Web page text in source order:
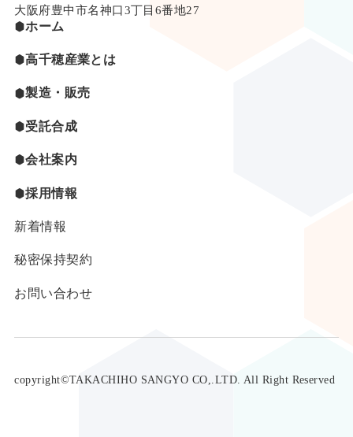
大阪府豊中市名神口3丁目6番地27
ホーム
高千穂産業とは
製造・販売
受託合成
会社案内
採用情報
新着情報
秘密保持契約
お問い合わせ
copyright©TAKACHIHO SANGYO CO,.LTD. All Right Reserved